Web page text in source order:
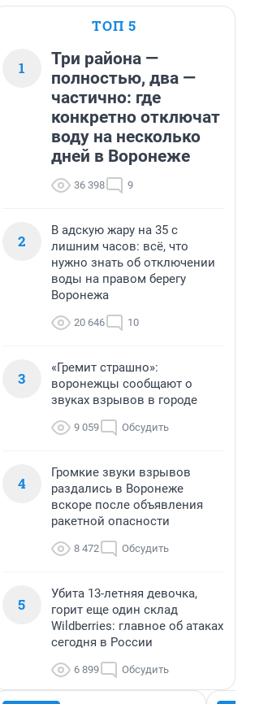
ТОП 5
1
Три района —
полностью, два —
частично: где
конкретно отключат
воду на несколько
дней в Воронеже
36 398 9
2
В адскую жару на 35 с
лишним часов: всё, что
нужно знать об отключении
воды на правом берегу
Воронежа
20 646 10
3
«Гремит страшно»:
воронежцы сообщают о
звуках взрывов в городе
9 059 Обсудить
4
Громкие звуки взрывов
раздались в Воронеже
вскоре после объявления
ракетной опасности
8 472 Обсудить
5
Убита 13-летняя девочка,
горит еще один склад
Wildberries: главное об атаках
сегодня в России
6 899 Обсудить